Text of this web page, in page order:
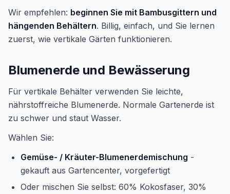
Wir empfehlen: beginnen Sie mit Bambusgittern und
hängenden Behältern. Billig, einfach, und Sie lernen
zuerst, wie vertikale Gärten funktionieren.
Blumenerde und Bewässerung
Für vertikale Behälter verwenden Sie leichte,
nährstoffreiche Blumenerde. Normale Gartenerde ist
zu schwer und staut Wasser.
Wählen Sie:
Gemüse- / Kräuter-Blumenerdemischung -
gekauft aus Gartencenter, vorgefertigt
Oder mischen Sie selbst: 60% Kokosfaser, 30%